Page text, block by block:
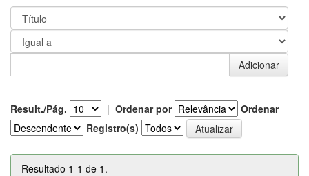
Result./Pág. | Ordenar por
Ordenar
Registro(s)
Resultado 1-1 de 1.